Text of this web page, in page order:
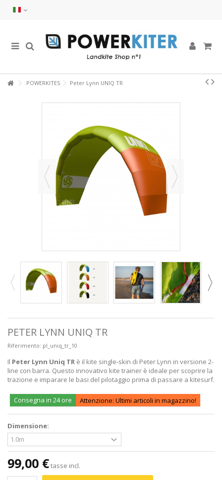
POWERKITES Peter Lynn UNIQ TR
PETER LYNN UNIQ TR
Riferimento: pl_uniq_tr_10
Il Peter Lynn Uniq TR è il kite single-skin di Peter Lynn in versione 2-
line con barra. Questo innovativo kite trainer è ideale per scoprire la
trazione e imparare le basi del pilotaggio prima di passare a kitesurf.
Consegna in 24 ore Attenzione: Ultimi articoli in magazzino!
Dimensione:
99,00 €tasse incl.